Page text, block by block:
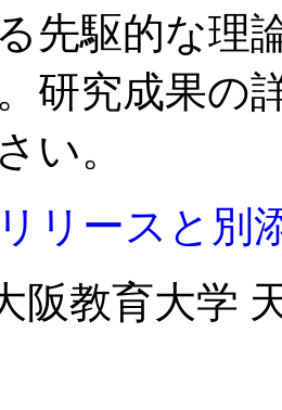
先駆的な理
研究成果の
い。
リースと別
阪教育大学